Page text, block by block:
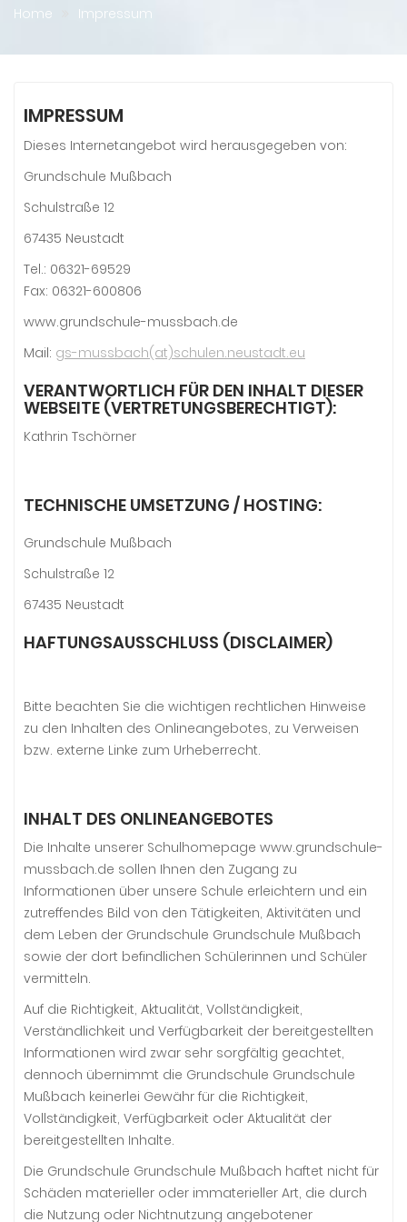
Home Impressum
IMPRESSUM
Dieses Internetangebot wird herausgegeben von:
Grundschule Mußbach
Schulstraße 12
67435 Neustadt
Tel.: 06321-69529
Fax: 06321-600806
www.grundschule-mussbach.de
Mail: gs-mussbach(at)schulen.neustadt.eu
VERANTWORTLICH FÜR DEN INHALT DIESER
WEBSEITE (VERTRETUNGSBERECHTIGT):
Kathrin Tschörner
TECHNISCHE UMSETZUNG / HOSTING:
Grundschule Mußbach
Schulstraße 12
67435 Neustadt
HAFTUNGSAUSSCHLUSS (DISCLAIMER)
Bitte beachten Sie die wichtigen rechtlichen Hinweise
zu den Inhalten des Onlineangebotes, zu Verweisen
bzw. externe Linke zum Urheberrecht.
INHALT DES ONLINEANGEBOTES
Die Inhalte unserer Schulhomepage www.grundschule-
mussbach.de sollen Ihnen den Zugang zu
Informationen über unsere Schule erleichtern und ein
zutreffendes Bild von den Tätigkeiten, Aktivitäten und
dem Leben der Grundschule Grundschule Mußbach
sowie der dort befindlichen Schülerinnen und Schüler
vermitteln.
Auf die Richtigkeit, Aktualität, Vollständigkeit,
Verständlichkeit und Verfügbarkeit der bereitgestellten
Informationen wird zwar sehr sorgfältig geachtet,
dennoch übernimmt die Grundschule Grundschule
Mußbach keinerlei Gewähr für die Richtigkeit,
Vollständigkeit, Verfügbarkeit oder Aktualität der
bereitgestellten Inhalte.
Die Grundschule Grundschule Mußbach haftet nicht für
Schäden materieller oder immaterieller Art, die durch
die Nutzung oder Nichtnutzung angebotener